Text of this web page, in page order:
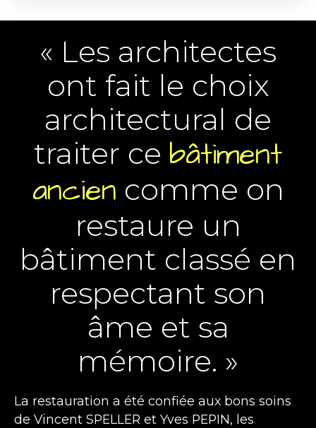
« Les architectes
ont fait le choix
architectural de
traiter ce bâtiment
ancien comme on
restaure un
bâtiment classé en
respectant son
âme et sa
mémoire. »
La restauration a été confiée aux bons soins
de Vincent SPELLER et Yves PEPIN, les